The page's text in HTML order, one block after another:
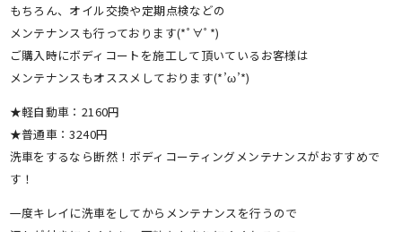
もちろん、オイル交換や定期点検などの
メンテナンスも行っております(*ﾟ∀ﾟ*)
ご購入時にボディコートを施工して頂いているお客様は
メンテナンスもオススメしております(*’ω’*)
★軽自動車：2160円
★普通車：3240円
洗車をするなら断然！ボディコーティングメンテナンスがおすすめで
す！
一度キレイに洗車をしてからメンテナンスを行うので